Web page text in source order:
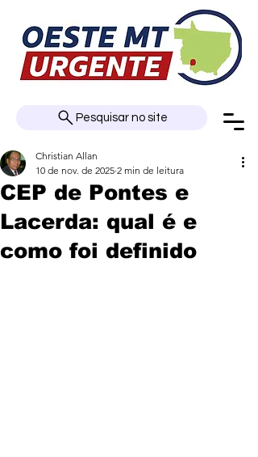
Pesquisar no site
CEP de Pontes e
Lacerda: qual é e
como foi definido
Christian Allan
10 de nov. de 2025 2 min de leitura